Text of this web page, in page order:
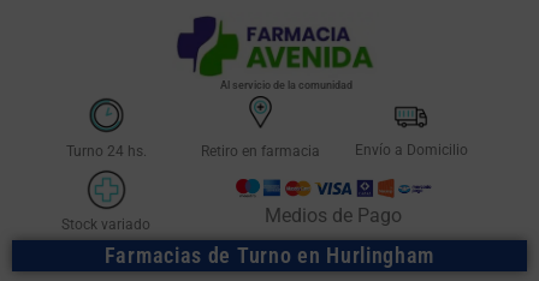
Al servicio de la comunidad
Turno 24 hs. Retiro en farmacia Envío a Domicilio
Stock variado Medios de Pago
Farmacias de Turno en Hurlingham